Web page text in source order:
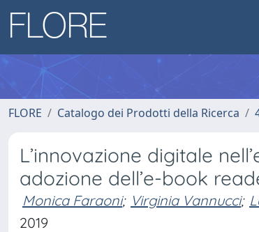
FLORE Catalogo dei Prodotti della Ricerca
L’innovazione digitale
adozione dell’e-book
Monica Faraoni; Virginia Vannucci;
2019